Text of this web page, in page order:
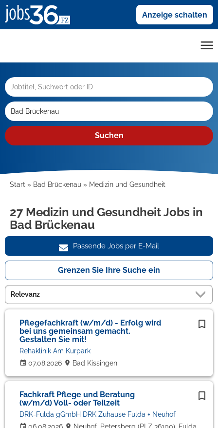
Anzeige schalten
Suchen
Start Bad Brückenau Medizin und Gesundheit
27 Medizin und Gesundheit Jobs in
Bad Brückenau
Passende Jobs per E-Mail
Grenzen Sie Ihre Suche ein
Pflegefachkraft (w/m/d) - Erfolg wird
bei uns gemeinsam gemacht.
Gestalten Sie mit!
07.08.2026
Rehaklinik Am Kurpark
Bad Kissingen
Fachkraft Pflege und Beratung
(w/m/d) Voll- oder Teilzeit
DRK-Fulda gGmbH DRK Zuhause Fulda + Neuhof